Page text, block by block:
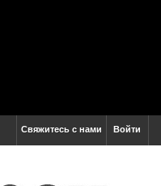
Войти
Свяжитесь с нами